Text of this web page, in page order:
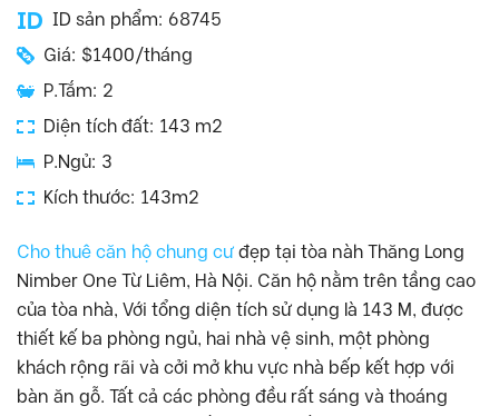
ID sản phẩm: 68745
Giá: $1400/tháng
P.Tắm: 2
Diện tích đất: 143 m2
P.Ngủ: 3
Kích thước: 143m2
Cho thuê căn hộ chung cư đẹp tại tòa nàh Thăng Long
Nimber One Từ Liêm, Hà Nội. Căn hộ nằm trên tầng cao
của tòa nhà, Với tổng diện tích sử dụng là 143 M, được
thiết kế ba phòng ngủ, hai nhà vệ sinh, một phòng
khách rộng rãi và cởi mở khu vực nhà bếp kết hợp với
bàn ăn gỗ. Tất cả các phòng đều rất sáng và thoáng